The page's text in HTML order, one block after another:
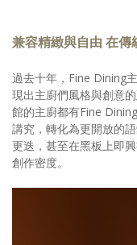
兼容精緻與自由 在傳
過去十年，Fine Dining
現出主廚們風格與創意
館的主廚都有Fine
講究，轉化為更開放的
更迭，甚至在黑板上即
創作密度。